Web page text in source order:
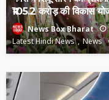
₹105.2 करोड़ की विकास
News Box Bharat
Latest Hindi News
News